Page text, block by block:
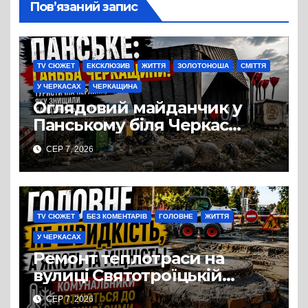
Пов’язаний запис
TV СЮЖЕТ ЕКСКЛЮЗИВ ЖИТТЯ ЗОЛОТОНОША СМІТТЯ
У ЧЕРКАСАХ ЧЕРКАЩИНА
Оглядовий майданчик у
Панському біля Черкас
перетворився на занедбане
сміттєзвалище
СЕР 7, 2026
TV СЮЖЕТ БЕЗ КОМЕНТАРІВ ГОЛОВНЕ ЖИТТЯ
У ЧЕРКАСАХ
Ремонт теплотраси на
вулиці Святотроїцькій
затягнувся порівняно із
СЕР 7, 2026